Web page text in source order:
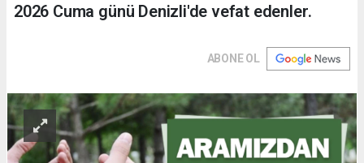
2026 Cuma günü Denizli'de vefat edenler.
ABONE OL